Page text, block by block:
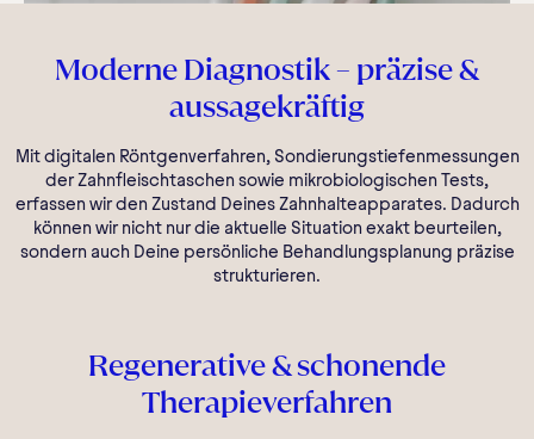
Moderne Diagnostik – präzise &
aussagekräftig
Mit digitalen Röntgenverfahren, Sondierungstiefenmessungen
der Zahnfleischtaschen sowie mikrobiologischen Tests,
erfassen wir den Zustand Deines Zahnhalteapparates. Dadurch
können wir nicht nur die aktuelle Situation exakt beurteilen,
sondern auch Deine persönliche Behandlungsplanung präzise
strukturieren.
Regenerative & schonende
Therapieverfahren